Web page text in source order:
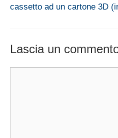
cassetto ad un cartone 3D
Lascia un